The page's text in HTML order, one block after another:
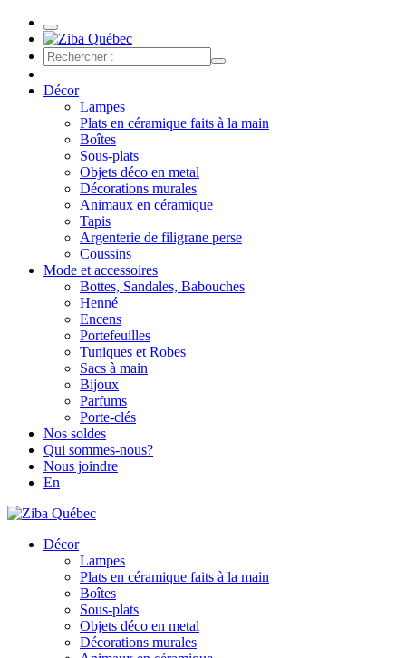
Décor
Lampes
Plats en céramique faits à la main
Boîtes
Sous-plats
Objets déco en metal
Décorations murales
Animaux en céramique
Tapis
Argenterie de filigrane perse
Coussins
Mode et accessoires
Bottes, Sandales, Babouches
Henné
Encens
Portefeuilles
Tuniques et Robes
Sacs à main
Bijoux
Parfums
Porte-clés
Nos soldes
Qui sommes-nous?
Nous joindre
En
Décor
Lampes
Plats en céramique faits à la main
Boîtes
Sous-plats
Objets déco en metal
Décorations murales